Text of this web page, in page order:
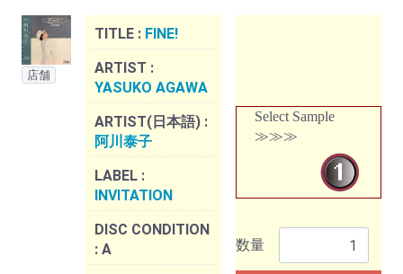
店舗
TITLE : FINE!
ARTIST :
YASUKO AGAWA
ARTIST(日本語) :
阿川泰子
LABEL :
INVITATION
DISC CONDITION
: A
Select Sample
≫≫≫
数量